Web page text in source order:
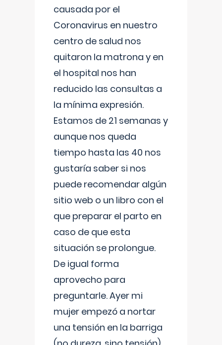
causada por el
Coronavirus en nuestro
centro de salud nos
quitaron la matrona y en
el hospital nos han
reducido las consultas a
la mínima expresión.
Estamos de 21 semanas y
aunque nos queda
tiempo hasta las 40 nos
gustaría saber si nos
puede recomendar algún
sitio web o un libro con el
que preparar el parto en
caso de que esta
situación se prolongue.
De igual forma
aprovecho para
preguntarle. Ayer mi
mujer empezó a nortar
una tensión en la barriga